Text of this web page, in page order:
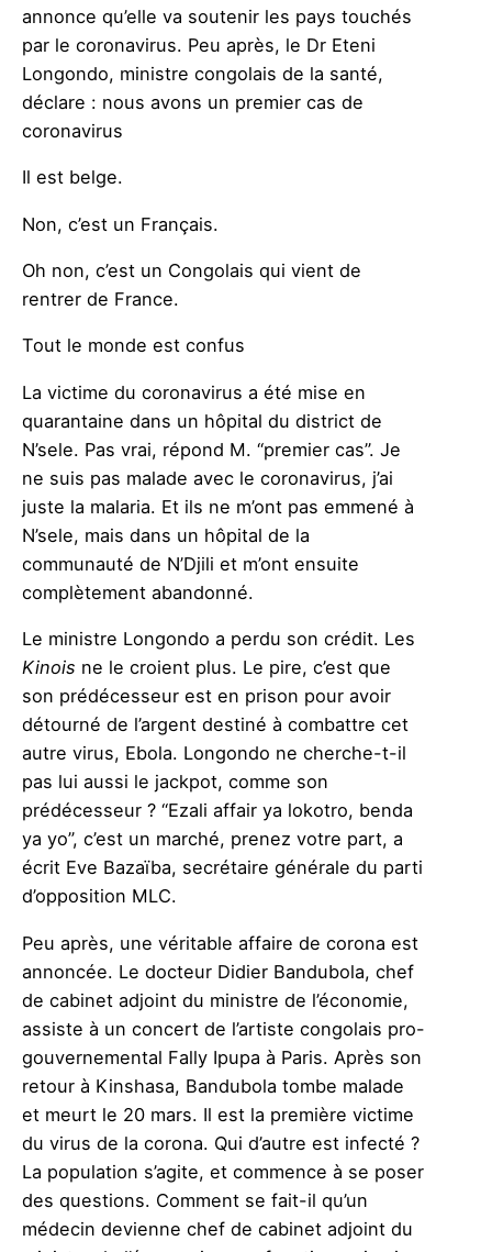
annonce qu’elle va soutenir les pays touchés
par le coronavirus. Peu après, le Dr Eteni
Longondo, ministre congolais de la santé,
déclare : nous avons un premier cas de
coronavirus
Il est belge.
Non, c’est un Français.
Oh non, c’est un Congolais qui vient de
rentrer de France.
Tout le monde est confus
La victime du coronavirus a été mise en
quarantaine dans un hôpital du district de
N’sele. Pas vrai, répond M. “premier cas”. Je
ne suis pas malade avec le coronavirus, j’ai
juste la malaria. Et ils ne m’ont pas emmené à
N’sele, mais dans un hôpital de la
communauté de N’Djili et m’ont ensuite
complètement abandonné.
Le ministre Longondo a perdu son crédit. Les
Kinois ne le croient plus. Le pire, c’est que
son prédécesseur est en prison pour avoir
détourné de l’argent destiné à combattre cet
autre virus, Ebola. Longondo ne cherche-t-il
pas lui aussi le jackpot, comme son
prédécesseur ? “Ezali affair ya lokotro, benda
ya yo”, c’est un marché, prenez votre part, a
écrit Eve Bazaïba, secrétaire générale du parti
d’opposition MLC.
Peu après, une véritable affaire de corona est
annoncée. Le docteur Didier Bandubola, chef
de cabinet adjoint du ministre de l’économie,
assiste à un concert de l’artiste congolais pro-
gouvernemental Fally Ipupa à Paris. Après son
retour à Kinshasa, Bandubola tombe malade
et meurt le 20 mars. Il est la première victime
du virus de la corona. Qui d’autre est infecté ?
La population s’agite, et commence à se poser
des questions. Comment se fait-il qu’un
médecin devienne chef de cabinet adjoint du